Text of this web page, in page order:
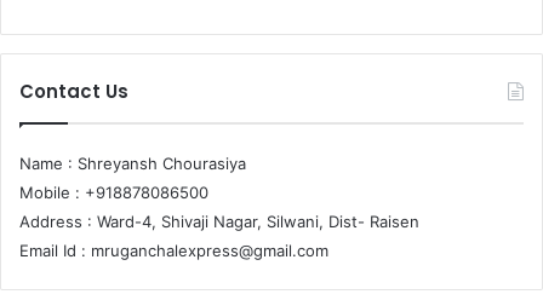
Contact Us
Name : Shreyansh Chourasiya
Mobile : +918878086500
Address : Ward-4, Shivaji Nagar, Silwani, Dist- Raisen
Email Id : mruganchalexpress@gmail.com